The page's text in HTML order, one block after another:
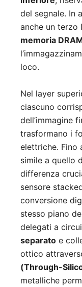
del segnale. In
anche un terzo
memoria
loco.
Nel layer
ciascuno
dell’immagine
trasformano i
elettriche. Fino
simile a quello
differenza
sensore
conversione
stesso piano
delegati a
separato e
ottico
(Through-
metalliche